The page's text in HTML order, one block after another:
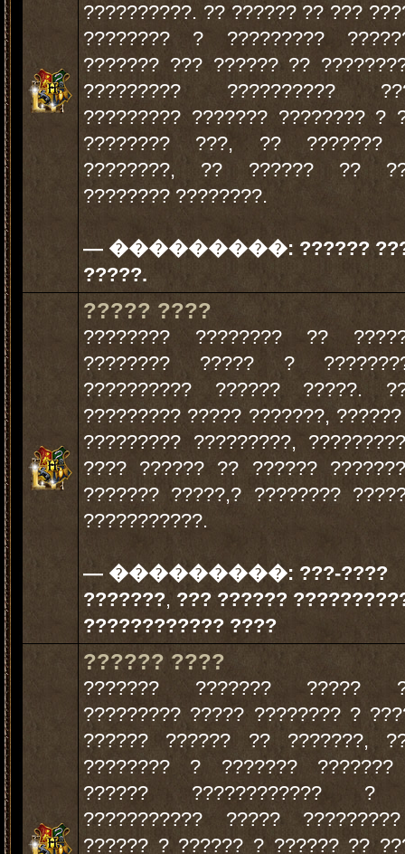
??????????. ?? ?????? ?? ???
???????? ? ?????????
??????? ??? ?????? ??
????????? ??????????
????????? ??????? ???????? ?
???????? ???, ?? ???????
????????, ?? ?????? ??
???????? ????????.
— ���������: ??????
?????.
????? ????
???????? ???????? ??
???????? ????? ?
?????????? ?????? ?????.
????????? ????? ???????,
????????? ?????????,
???? ?????? ?? ??????
??????? ?????,? ????????
???????????.
— ���������: ???-????
???????, ??? ??????
???????????? ????
?????? ????
??????? ??????? ?????
????????? ????? ???????? ?
?????? ?????? ?? ???????,
???????? ? ??????? ???????
?????? ???????????? ?
??????????? ?????
?????? ? ?????? ? ?????? ??